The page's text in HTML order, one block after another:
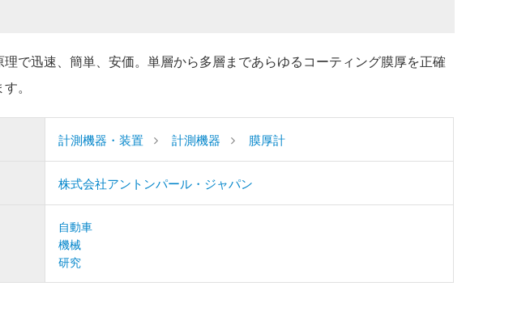
理で迅速、簡単、安価。単層から多層まであらゆるコーティング膜厚を正確
。
計測機器・装置 計測機器 膜厚計
株式会社アントンパール・ジャパン
自動車
機械
研究